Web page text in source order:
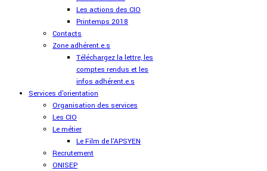
Les actions des CIO
Printemps 2018
Contacts
Zone adhérent.e.s
Téléchargez la lettre, les
comptes rendus et les
infos adhérent.e.s
Services d'orientation
Organisation des services
Les CIO
Le métier
Le Film de l'APSYEN
Recrutement
ONISEP